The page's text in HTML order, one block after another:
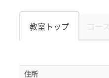
教室トップ コー
住所